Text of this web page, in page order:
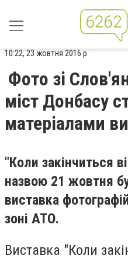
10:22, 23 жовтня 2016 р.
Фото зі
міст Донбасу
матеріалами
"Коли закінчиться
назвою 21 жовтня
виставка
зоні АТО.
Виставка "Коли